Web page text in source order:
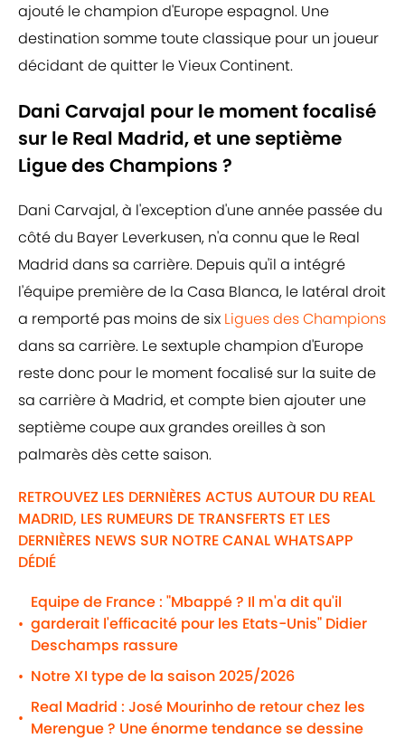
ajouté le champion d'Europe espagnol. Une
destination somme toute classique pour un joueur
décidant de quitter le Vieux Continent.
Dani Carvajal pour le moment focalisé
sur le Real Madrid, et une septième
Ligue des Champions ?
Dani Carvajal, à l'exception d'une année passée du
côté du Bayer Leverkusen, n'a connu que le Real
Madrid dans sa carrière. Depuis qu'il a intégré
l'équipe première de la Casa Blanca, le latéral droit
a remporté pas moins de six Ligues des Champions
dans sa carrière. Le sextuple champion d'Europe
reste donc pour le moment focalisé sur la suite de
sa carrière à Madrid, et compte bien ajouter une
septième coupe aux grandes oreilles à son
palmarès dès cette saison.
RETROUVEZ LES DERNIÈRES ACTUS AUTOUR DU REAL
MADRID, LES RUMEURS DE TRANSFERTS ET LES
DERNIÈRES NEWS SUR NOTRE CANAL WHATSAPP
DÉDIÉ
•
Equipe de France : "Mbappé ? Il m'a dit qu'il
garderait l'efficacité pour les Etats-Unis" Didier
Deschamps rassure
• Notre XI type de la saison 2025/2026
•
Real Madrid : José Mourinho de retour chez les
Merengue ? Une énorme tendance se dessine